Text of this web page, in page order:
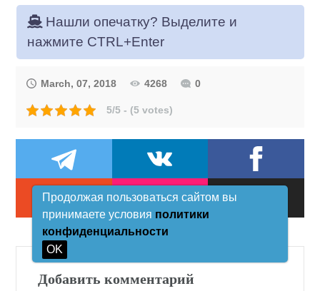
Нашли опечатку? Выделите и
нажмите CTRL+Enter
March, 07, 2018 4268 0
5/5 - (5 votes)
Добавить комментарий
Продолжая пользоваться сайтом вы
принимаете условия политики
конфиденциальности
OK